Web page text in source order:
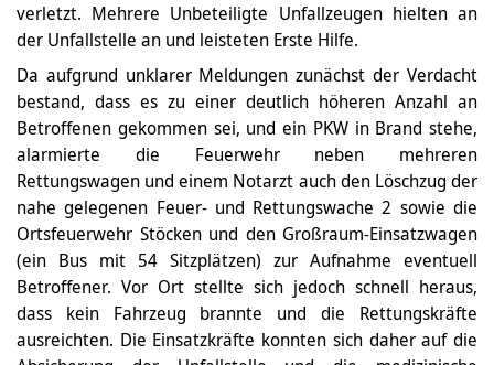
verletzt. Mehrere Unbeteiligte Unfallzeugen hielten an
der Unfallstelle an und leisteten Erste Hilfe.
Da aufgrund unklarer Meldungen zunächst der Verdacht
bestand, dass es zu einer deutlich höheren Anzahl an
Betroffenen gekommen sei, und ein PKW in Brand stehe,
alarmierte die Feuerwehr neben mehreren
Rettungswagen und einem Notarzt auch den Löschzug der
nahe gelegenen Feuer- und Rettungswache 2 sowie die
Ortsfeuerwehr Stöcken und den Großraum-Einsatzwagen
(ein Bus mit 54 Sitzplätzen) zur Aufnahme eventuell
Betroffener. Vor Ort stellte sich jedoch schnell heraus,
dass kein Fahrzeug brannte und die Rettungskräfte
ausreichten. Die Einsatzkräfte konnten sich daher auf die